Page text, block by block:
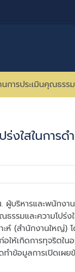
การประเมินคุณธรร
งใสในการ
บริหารและพนักงา
รรมและความโปร่ง
ห์ (สำนักงานใหญ่) โ
ให้เกิดการทุจริตใน
ำข้อมูลการเปิดเผ